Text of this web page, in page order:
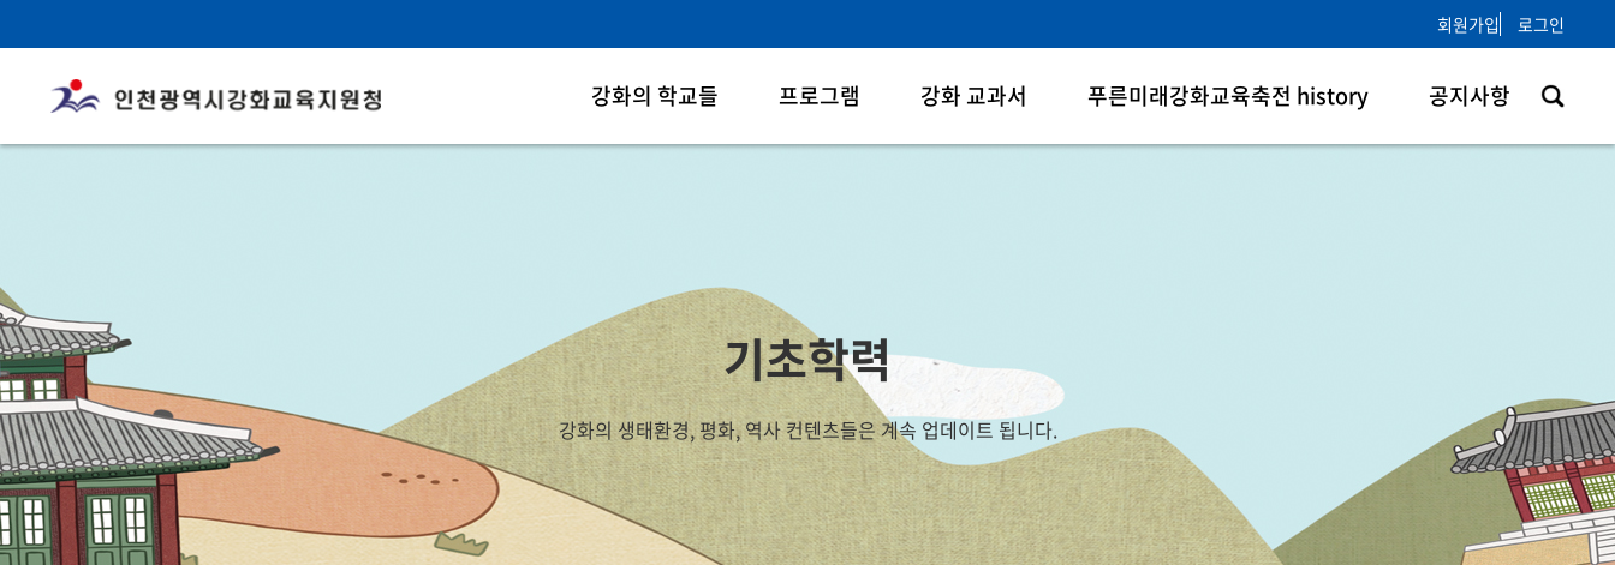
회원가입 로그인
강화의 학교들 프로그램 강화 교과서 푸른미래강화교육축전 history 공지사항
기초학력
강화의 생태환경, 평화, 역사 컨텐츠들은계속 업데이트 됩니다.